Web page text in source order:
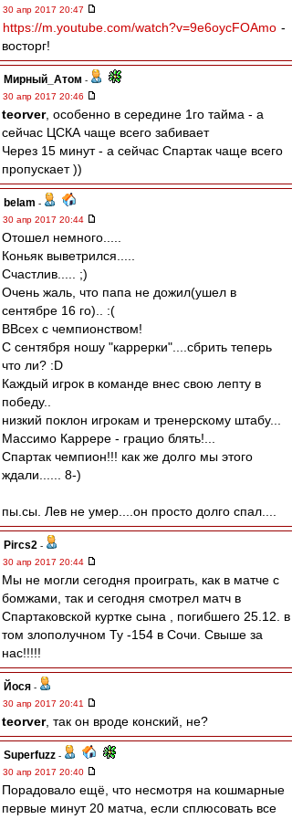
30 апр 2017 20:47
https://m.youtube.com/watch?v=9e6oycFOAmo -
восторг!
Мирный_Атом -
30 апр 2017 20:46
teorver, особенно в середине 1го тайма - а
сейчас ЦСКА чаще всего забивает
Через 15 минут - а сейчас Спартак чаще всего
пропускает ))
belam -
30 апр 2017 20:44
Отошел немного.....
Коньяк выветрился.....
Счастлив..... ;)
Очень жаль, что папа не дожил(ушел в
сентябре 16 го).. :(
ВВсех с чемпионством!
С сентября ношу "каррерки"....сбрить теперь
что ли? :D
Каждый игрок в команде внес свою лепту в
победу..
низкий поклон игрокам и тренерскому штабу...
Массимо Каррере - грацио блять!...
Спартак чемпион!!! как же долго мы этого
ждали...... 8-)
пы.сы. Лев не умер....он просто долго спал....
Pircs2 -
30 апр 2017 20:44
Мы не могли сегодня проиграть, как в матче с
бомжами, так и сегодня смотрел матч в
Спартаковской куртке сына , погибшего 25.12. в
том злополучном Ту -154 в Сочи. Свыше за
нас!!!!!
Йося -
30 апр 2017 20:41
teorver, так он вроде конский, не?
Superfuzz -
30 апр 2017 20:40
Порадовало ещё, что несмотря на кошмарные
первые минут 20 матча, если сплюсовать все